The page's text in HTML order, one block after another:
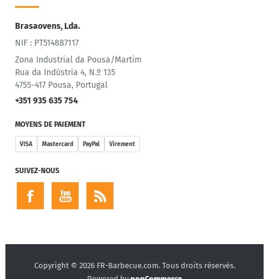
Brasaovens, Lda.
NIF : PT514887117
Zona Industrial da Pousa/Martim
Rua da Indústria 4, N.º 135
4755-417 Pousa, Portugal
+351 935 635 754
MOYENS DE PAIEMENT
VISA Mastercard PayPal Virement
SUIVEZ-NOUS
Copyright © 2026 FR-Barbecue.com. Tous droits réservés.